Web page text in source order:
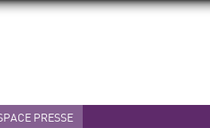
PRESSE